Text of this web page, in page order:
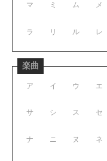
マ ミ ム メ
ラ リ ル レ
楽曲
ア イ ウ エ
サ シ ス セ
ナ ニ ヌ ネ